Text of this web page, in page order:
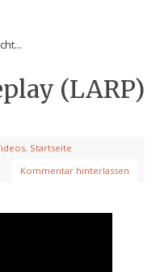
(LARP)
, Startseite
Kommentar hinterlassen